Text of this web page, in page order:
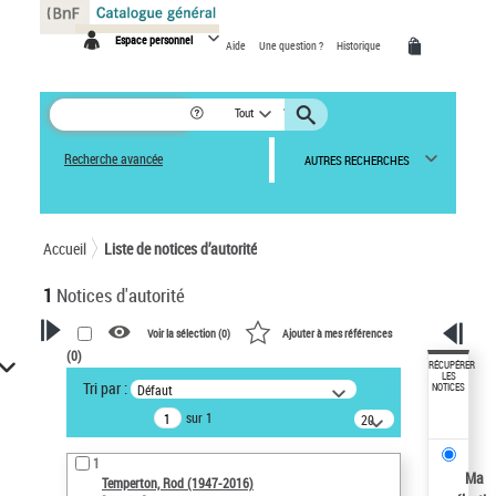
Espace personnel Aide Une question ? Historique
Tout
Recherche avancée AUTRES RECHERCHES
Accueil Liste de notices d’autorité
1 Notices d'autorité
VOTRE RECHERCHE
Recherche avancée dans les
notices d’autorité
Œuvres liées à l'auteur :
Temperton, Rod (1947-2016)
Voir la sélection (0) Ajouter à mes références
(0)
Tri par : Défaut
sur 1
20
résultats/page
1
Temperton, Rod (1947-2016)
RÉCUPÉRER
LES
NOTICES
Ma
Panneau de gestion des cookies